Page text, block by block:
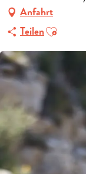
Anfahrt
TeilenAjouter